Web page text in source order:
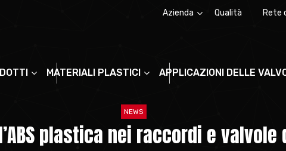
Azienda Qualità Rete
MATERIALI PLASTICI APPLICAZIONI DELLE
NEWS
plastica nei raccordi e valvole